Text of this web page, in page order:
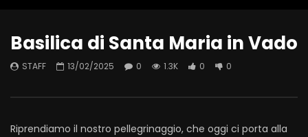
Basilica di Santa Maria in Vado
STAFF 13/02/2025 0 1.3K 0 0
Riprendiamo il nostro pellegrinaggio, che oggi ci porta alla